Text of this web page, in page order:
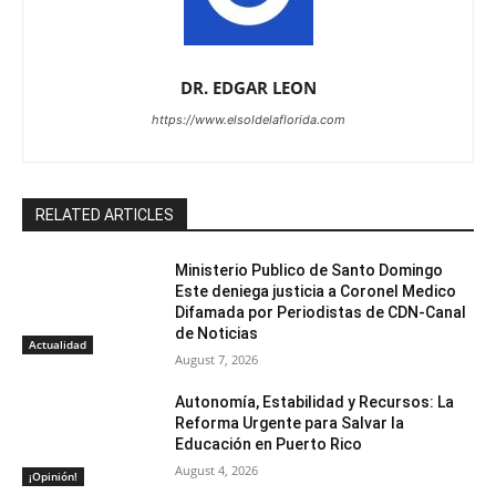
DR. EDGAR LEON
https://www.elsoldelaflorida.com
RELATED ARTICLES
Actualidad
Ministerio Publico de Santo Domingo
Este deniega justicia a Coronel Medico
Difamada por Periodistas de CDN-Canal
de Noticias
August 7, 2026
¡Opinión!
Autonomía, Estabilidad y Recursos: La
Reforma Urgente para Salvar la
Educación en Puerto Rico
August 4, 2026